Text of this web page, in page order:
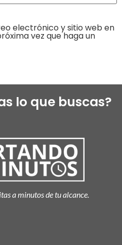
electrónico y sitio web en
vez que haga un
lo que buscas?
a minutos de tu alcance.